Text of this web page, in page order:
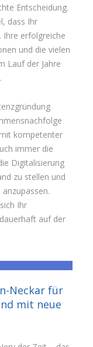
Entscheidung.
dass Ihr
erfolgreiche
und die vielen
Lauf der Jahre
kompetenter
immer die
Digitalisierung
zu stellen und
Ihr
auf der
Neckar für
mit neue